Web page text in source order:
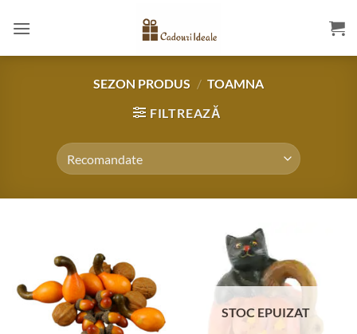
SEZON PRODUS / TOAMNA
FILTREAZĂ
STOC EPUIZAT